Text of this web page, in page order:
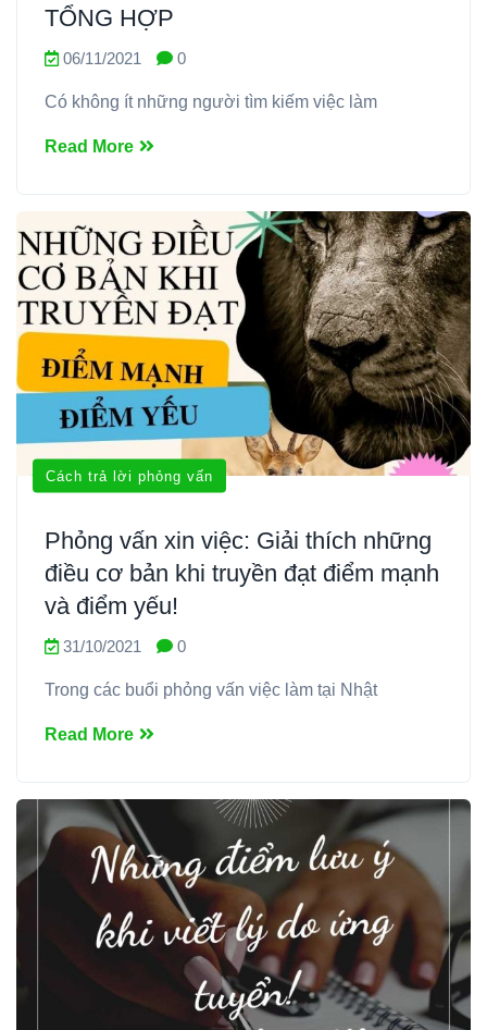
TỔNG HỢP
06/11/2021 0
Có không ít những người tìm kiếm việc làm
Read More
Cách trả lời phỏng vấn
Phỏng vấn xin việc: Giải thích những
điều cơ bản khi truyền đạt điểm mạnh
và điểm yếu!
31/10/2021 0
Trong các buổi phỏng vấn việc làm tại Nhật
Read More